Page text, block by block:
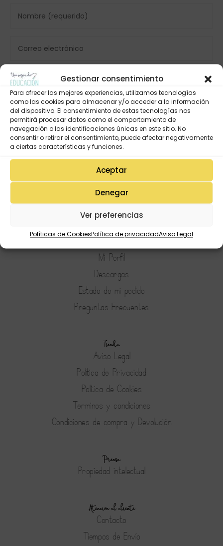
Gestionar consentimiento
Para ofrecer las mejores experiencias, utilizamos tecnologías
como las cookies para almacenar y/o acceder a la información
del dispositivo. El consentimiento de estas tecnologías nos
permitirá procesar datos como el comportamiento de
navegación o las identificaciones únicas en este sitio. No
consentir o retirar el consentimiento, puede afectar negativamente
a ciertas características y funciones.
Aceptar
Denegar
Ver preferencias
Políticas de CookiesPolítica de privacidadAviso Legal
Mi Cuenta
Lista de deseos
Mi Perfil
Descargas
Estado de mi pedido
Preguntas Frecuentes
Tienda
Aviso Legal
Política de Privacidad
Política de Cookies
Terminos y condiciones
Condiciones de compra y Devolución
Prensa
Propiedad intelectual
Atención al cliente
Contacto
Tiempos de Envío